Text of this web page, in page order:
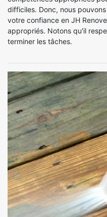
difficiles. Donc, nous
votre confiance en JH
appropriés. Notons qu'il
terminer les tâches.